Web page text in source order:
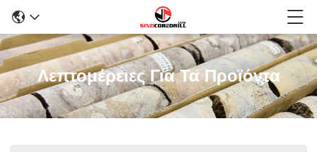
Λεπτομέρειες Για Τα Προϊόντα